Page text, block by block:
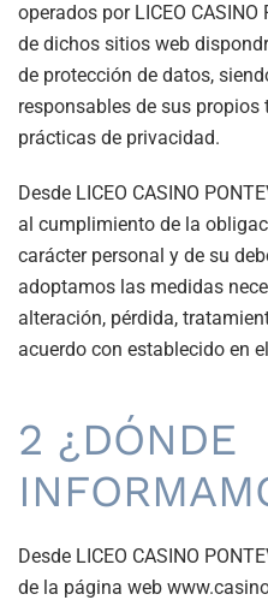
operados por LICEO
de dichos sitios web
de protección de datos,
responsables de sus
prácticas de privacidad.
Desde LICEO CASINO
al cumplimiento de la
carácter personal y de su
adoptamos las medidas
alteración, pérdida,
acuerdo con establecido en
2 ¿DÓNDE
Desde LICEO CASINO
de la página web